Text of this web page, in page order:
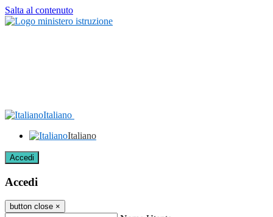
Salta al contenuto
Italiano
Italiano
Accedi
Accedi
button close ×